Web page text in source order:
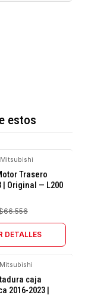
estos
Mitsubishi
Trasero
| Original — L200
DETALLES
Mitsubishi
caja
2016-2023 |